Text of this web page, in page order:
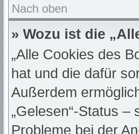
Nach oben
» Wozu ist die
„Alle Cookies des
hat und die dafür
Außerdem
„Gelesen“-Status
Probleme bei der